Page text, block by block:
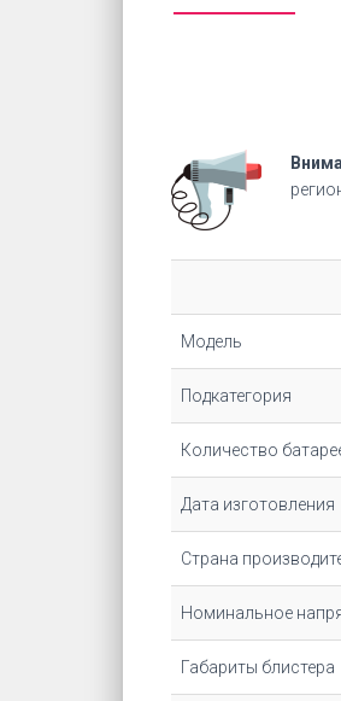
Модель
Подкатегория
Количество
Дата изготовления
Страна
Номинальное
Габариты блистера